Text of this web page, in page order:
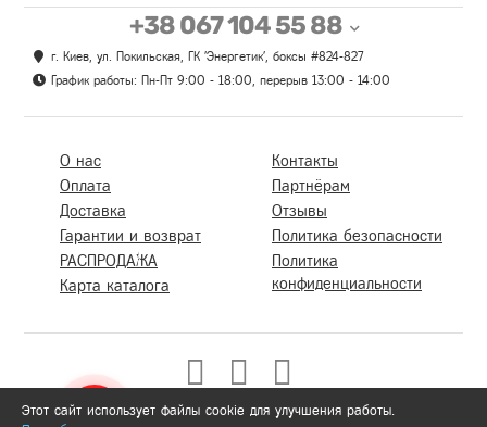
+38 067 104 55 88
г. Киев, ул. Покильская, ГК 'Энергетик', боксы #824-827
График работы: Пн-Пт 9:00 - 18:00, перерыв 13:00 - 14:00
О нас
Оплата
Доставка
Гарантии и возврат
РАСПРОДАЖА
Карта каталога
Контакты
Партнёрам
Отзывы
Политика безопасности
Политика
конфиденциальности
Этот сайт использует файлы cookie для улучшения работы.